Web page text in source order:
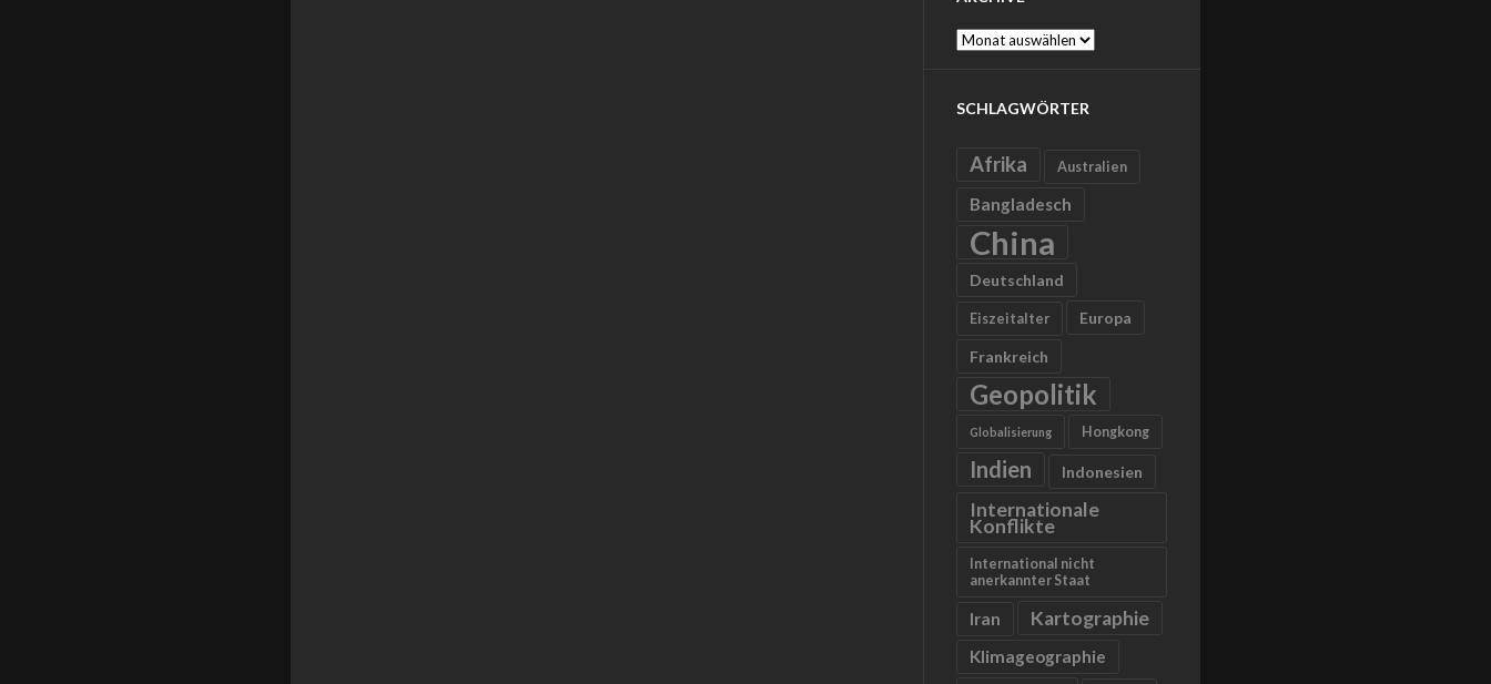
Archive
SCHLAGWÖRTER
Afrika Australien
Bangladesch
China
Deutschland
Eiszeitalter Europa
Frankreich
Geopolitik
Globalisierung Hongkong
Indien Indonesien
Internationale
Konflikte
International nicht
anerkannter Staat
Iran Kartographie
Klimageographie